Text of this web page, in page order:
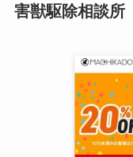
害獣駆除相談所